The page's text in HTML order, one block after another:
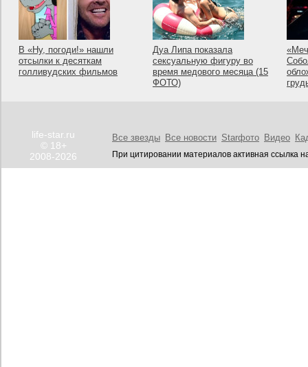
В «Ну, погоди!» нашли
отсылки к десяткам
голливудских фильмов
Дуа Липа показала
сексуальную фигуру во
время медового месяца (15
ФОТО)
life-star.ru
© 18+
2008-2026
Все звезды Все новости Starфото Видео
При цитировании материалов активная ссылка